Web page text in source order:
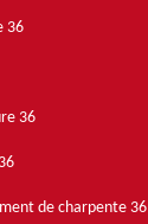
36
36
de charpente 36